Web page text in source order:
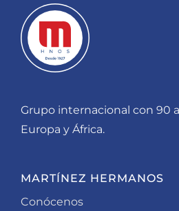
Grupo internacional con 90
Europa y África.
MARTÍNEZ HERMANOS
Conócenos